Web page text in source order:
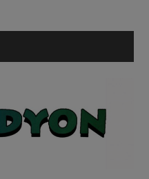
Comedyon